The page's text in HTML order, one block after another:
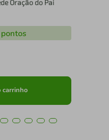
Oração do Pai
pontos
carrinho